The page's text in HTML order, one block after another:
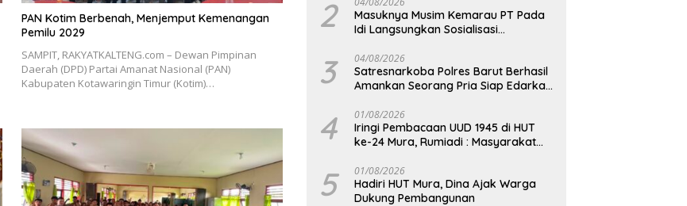
PAN Kotim Berbenah, Menjemput Kemenangan
Pemilu 2029
SAMPIT, RAKYATKALTENG.com – Dewan Pimpinan
Daerah (DPD) Partai Amanat Nasional (PAN)
Kabupaten Kotawaringin Timur (Kotim)…
2
Masuknya Musim Kemarau PT Pada
Idi Langsungkan Sosialisasi
3 04/08/2026
Satresnarkoba Polres Barut Berhasil
Amankan Seorang Pria Siap Edarkan
Gram
4 01/08/2026
Iringi Pembacaan UUD 1945 di HUT
ke-24 Mura, Rumiadi : Masyarakat
yang Lebih Besar
5 01/08/2026
Hadiri HUT Mura, Dina Ajak Warga
Dukung Pembangunan